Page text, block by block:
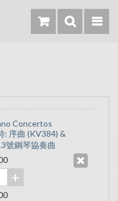
Concertos
: 序曲 (KV384) &
號鋼琴協奏曲
+